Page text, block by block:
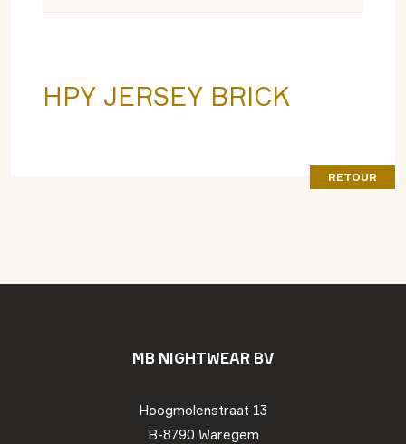
HPY JERSEY BRICK
RETOUR
MB NIGHTWEAR BV
Hoogmolenstraat 13
B-8790 Waregem